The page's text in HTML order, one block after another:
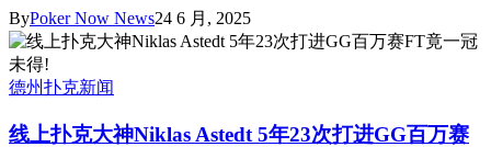
ByPoker Now News24 6 月, 2025
德州扑克新闻
线上扑克大神Niklas Astedt 5年23次打进GG百万赛